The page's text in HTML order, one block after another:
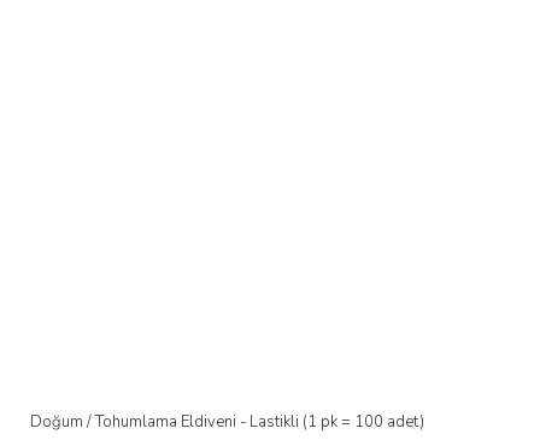
Doğum / Tohumlama Eldiveni - Lastikli (1 pk = 100 adet)